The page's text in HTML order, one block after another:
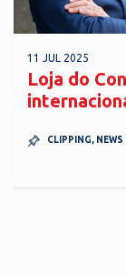
11 JUL 2025
Loja do
CLIPPING, NEWS